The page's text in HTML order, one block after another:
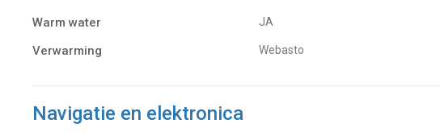
Warm water JA
Verwarming Webasto
Navigatie en elektronica